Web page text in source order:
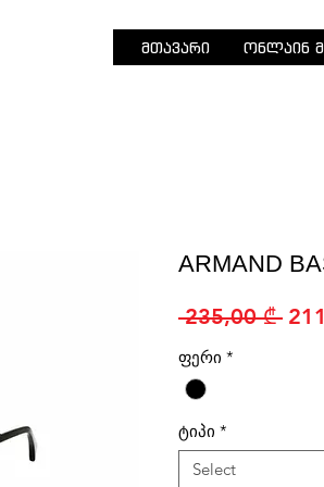
მთავარი ონლაინ
ARMAND
235,00 ₾
ფერი *
ტიპი *
Select